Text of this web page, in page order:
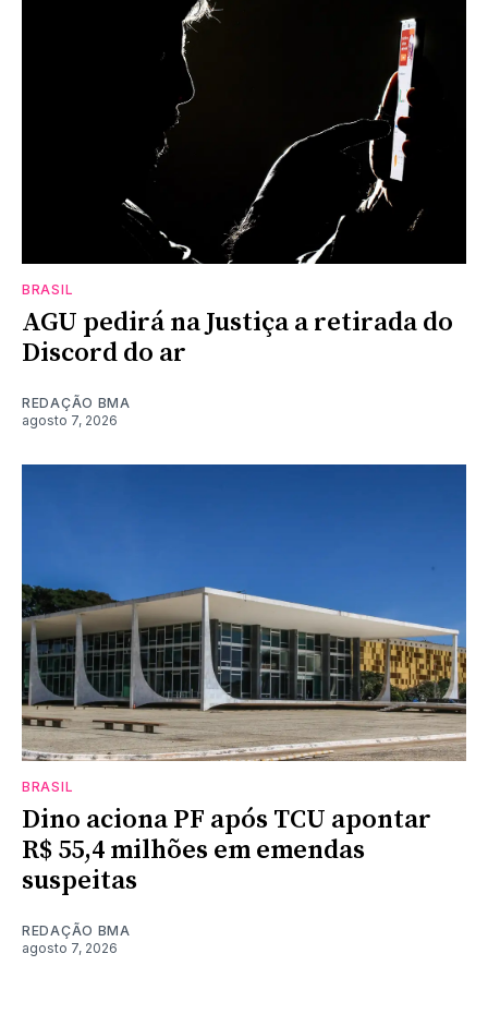
BRASIL
AGU pedirá na Justiça a retirada do
Discord do ar
REDAÇÃO BMA
agosto 7, 2026
BRASIL
Dino aciona PF após TCU apontar
R$ 55,4 milhões em emendas
suspeitas
REDAÇÃO BMA
agosto 7, 2026